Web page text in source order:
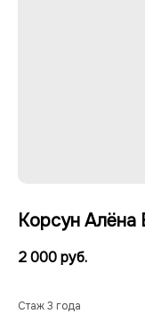
Корсун Алёна
2 000руб.
Стаж 3 года